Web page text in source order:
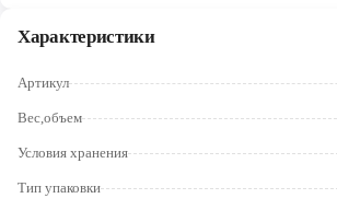
Характеристики
Артикул
Вес,объем
Условия хранения
Тип упаковки